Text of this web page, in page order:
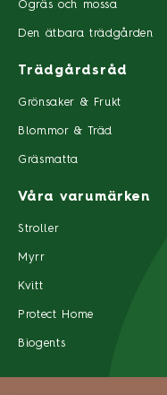
Ogräs och mossa
Den ätbara trädgården
Trädgårdsråd
Grönsaker & Frukt
Blommor & Träd
Gräsmatta
Våra varumärken
Stroller
Myrr
Kvitt
Protect Home
Biogents